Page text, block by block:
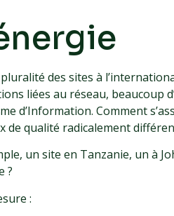
des sites à
liées au réseau, beaucoup
d’Information. Comment
de qualité radicalement
un site en Tanzanie, un à
?
: